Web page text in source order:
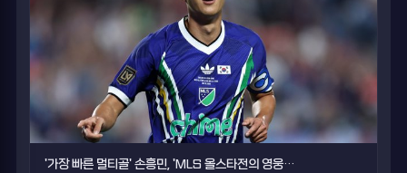
'가장 빠른 멀티골' 손흥민, 'MLS 올스타전의 영웅…